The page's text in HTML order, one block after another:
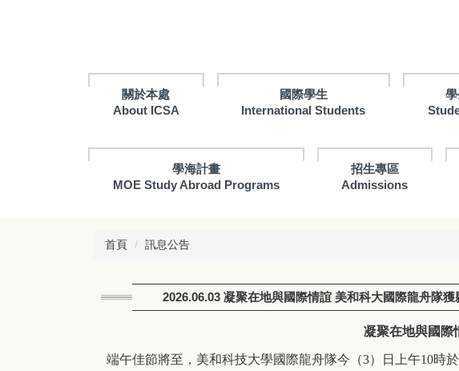
關於本處
About ICSA
國際學生
International Students
學海計畫
MOE Study Abroad Programs
招生專區
Admissions
首頁 訊息公告
2026.06.03 凝聚在地與國際情誼 美和科大國際龍舟隊
凝聚在地與國際
端午佳節將至，美和科技大學國際龍舟隊今（3）日上午10時